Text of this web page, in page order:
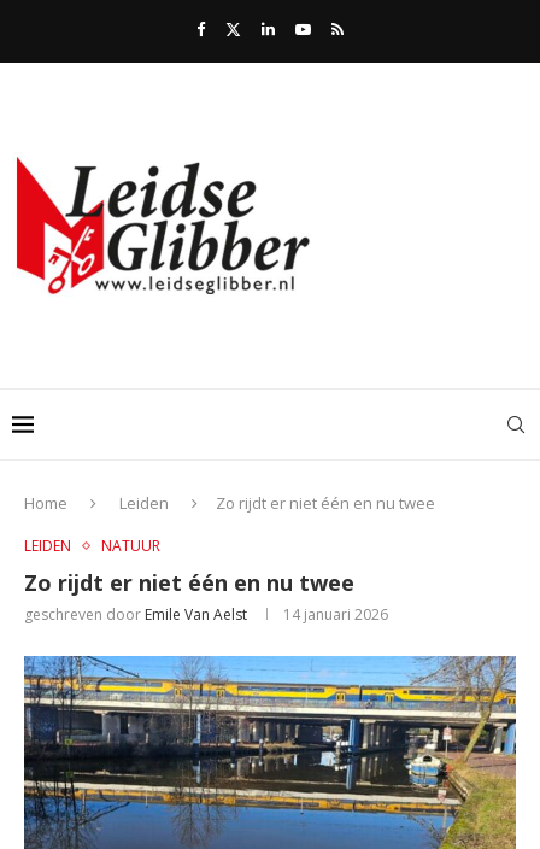
Home Leiden Zo rijdt er niet één en nu twee
LEIDEN NATUUR
Zo rijdt er niet één en nu twee
geschreven door Emile Van Aelst 14 januari 2026